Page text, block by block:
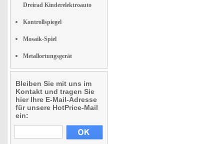
Dreirad Kinderelektroauto
Kontrollspiegel
Mosaik-Spiel
Metallortungsgerät
Bleiben Sie mit uns im
Kontakt und tragen Sie
hier Ihre E-Mail-Adresse
für unsere HotPrice-Mail
ein: